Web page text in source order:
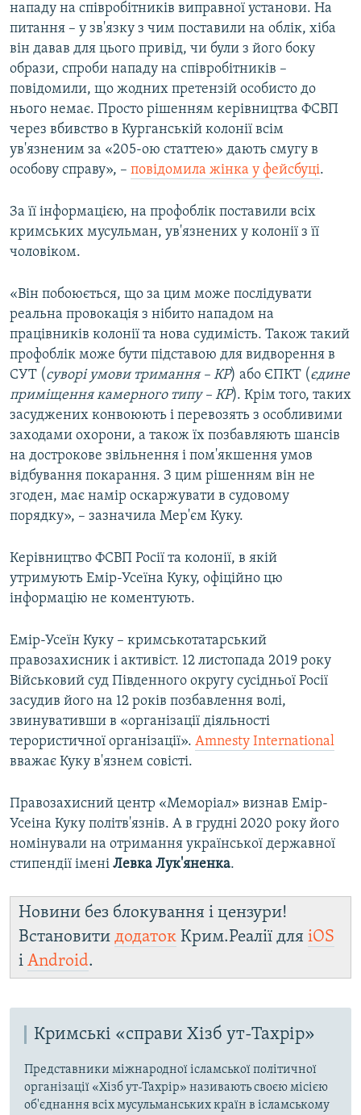
нападу на співробітників виправної установи. На
питання – у зв'язку з чим поставили на облік, хіба
він давав для цього привід, чи були з його боку
образи, спроби нападу на співробітників –
повідомили, що жодних претензій особисто до
нього немає. Просто рішенням керівництва ФСВП
через вбивство в Курганській колонії всім
ув'язненим за «205-ою статтею» дають смугу в
особову справу», – повідомила жінка у фейсбуці.
За її інформацією, на профоблік поставили всіх
кримських мусульман, ув'язнених у колонії з її
чоловіком.
«Він побоюється, що за цим може послідувати
реальна провокація з нібито нападом на
працівників колонії та нова судимість. Також такий
профоблік може бути підставою для видворення в
СУТ (суворі умови тримання – КР) або ЄПКТ (єдине
приміщення камерного типу – КР). Крім того, таких
засуджених конвоюють і перевозять з особливими
заходами охорони, а також їх позбавляють шансів
на дострокове звільнення і пом'якшення умов
відбування покарання. З цим рішенням він не
згоден, має намір оскаржувати в судовому
порядку», – зазначила Мер'єм Куку.
Керівництво ФСВП Росії та колонії, в якій
утримують Емір-Усеїна Куку, офіційно цю
інформацію не коментують.
Емір-Усеїн Куку – кримськотатарський
правозахисник і активіст. 12 листопада 2019 року
Військовий суд Південного округу сусідньої Росії
засудив його на 12 років позбавлення волі,
звинувативши в «організації діяльності
терористичної організації». Amnesty International
вважає Куку в'язнем совісті.
Правозахисний центр «Меморіал» визнав Емір-
Усеіна Куку політв'язнів. А в грудні 2020 року його
номінували на отримання української державної
стипендії імені Левка Лук'яненка.
Новини без блокування і цензури!
Встановити додаток Крим.Реалії для iOS
і Android.
Кримські «справи Хізб ут-Тахрір»
Представники міжнародної ісламської політичної
організації «Хізб ут-Тахрір» називають своєю місією
об'єднання всіх мусульманських країн в ісламському